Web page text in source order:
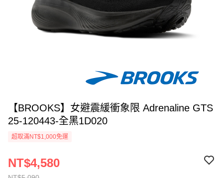
【BROOKS】女避震緩衝象限 Adrenaline GTS
25-120443-全黑1D020
超取滿NT$1,000免運
NT$4,580